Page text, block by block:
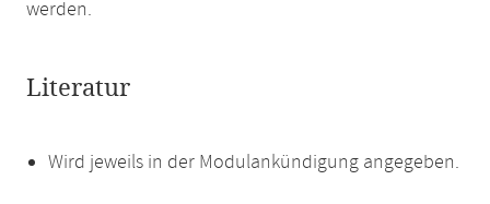
werden.
Literatur
Wird jeweils in der Modulankündigung angegeben.